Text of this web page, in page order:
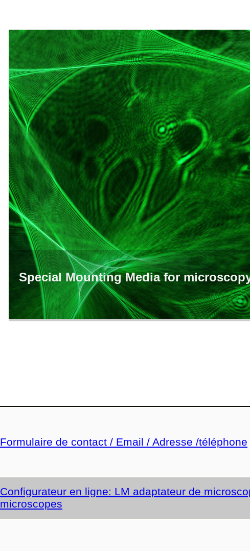
Special Mounting Media for
Formulaire de contact / Email / Adresse /téléphone
Configurateur en ligne: LM adaptateur de
microscopes